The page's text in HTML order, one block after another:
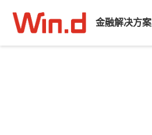
金融解决方案